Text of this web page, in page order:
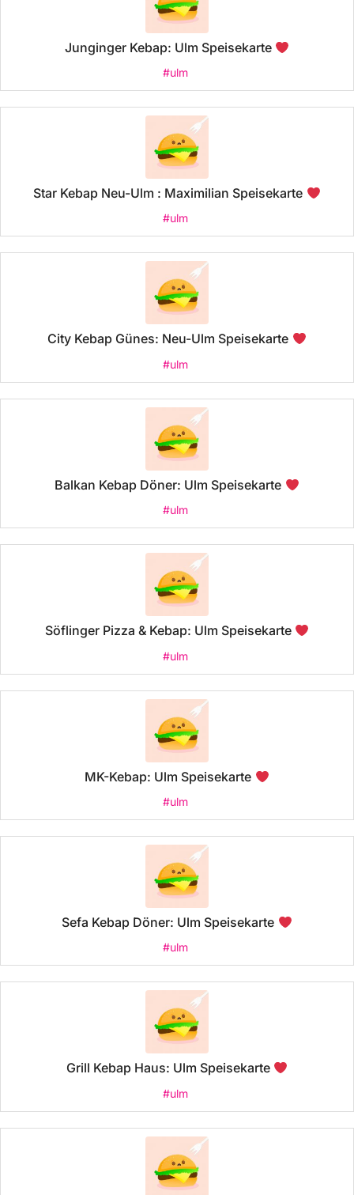
Junginger Kebap: Ulm Speisekarte
#ulm
Star Kebap Neu-Ulm : Maximilian Speisekarte
#ulm
City Kebap Günes: Neu-Ulm Speisekarte
#ulm
Balkan Kebap Döner: Ulm Speisekarte
#ulm
Söflinger Pizza & Kebap: Ulm Speisekarte
#ulm
MK-Kebap: Ulm Speisekarte
#ulm
Sefa Kebap Döner: Ulm Speisekarte
#ulm
Grill Kebap Haus: Ulm Speisekarte
#ulm